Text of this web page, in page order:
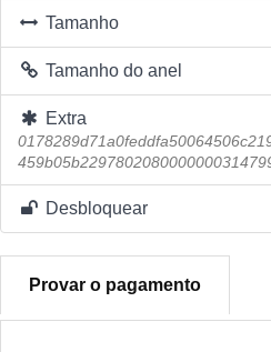
Tamanho
Tamanho do anel
Extra
Desbloquear
Provar o pagamento